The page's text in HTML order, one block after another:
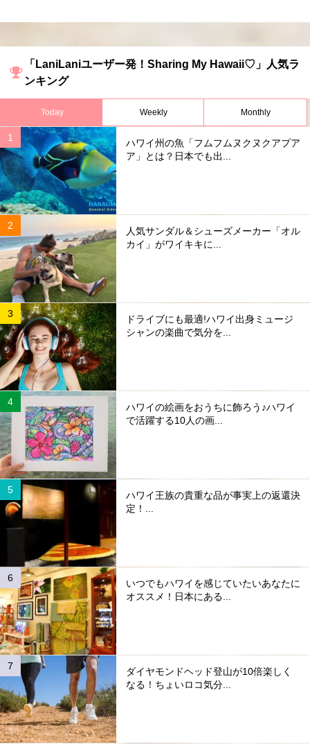
「LaniLaniユーザー発！Sharing My Hawaii♡」人気ラ
ンキング
Today Weekly Monthly
ハワイ州の魚「フムフムヌクヌクアプア
ア」とは？日本でも出...
人気サンダル＆シューズメーカー「オル
カイ」がワイキキに...
ドライブにも最適!ハワイ出身ミュージ
シャンの楽曲で気分を...
ハワイの絵画をおうちに飾ろう♪ハワイ
で活躍する10人の画...
ハワイ王族の貴重な品が事実上の返還決
定！...
いつでもハワイを感じていたいあなたに
オススメ！日本にある...
ダイヤモンドヘッド登山が10倍楽しく
なる！ちょいロコ気分...